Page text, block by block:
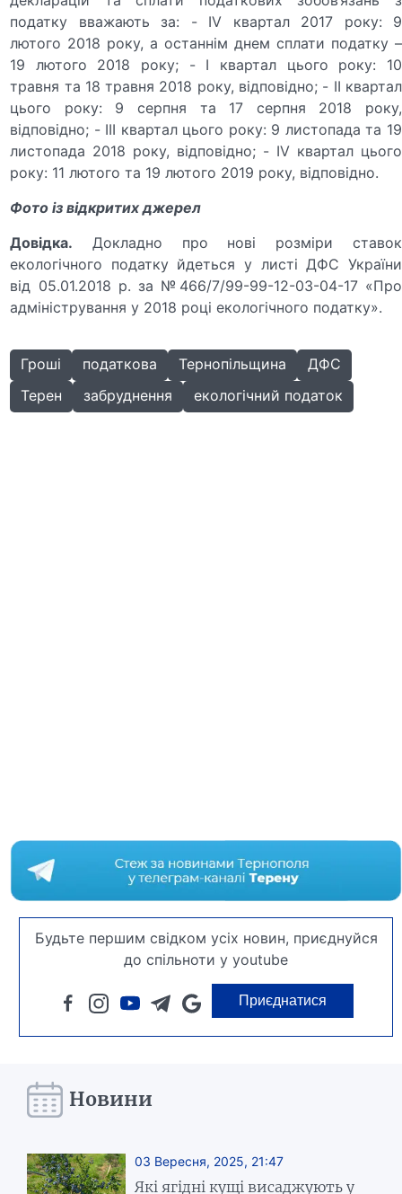
податку вважають за: - IV квартал 2017 року: 9
лютого 2018 року, а останнім днем сплати податку –
19 лютого 2018 року; - I квартал цього року: 10
травня та 18 травня 2018 року, відповідно; - II квартал
цього року: 9 серпня та 17 серпня 2018 року,
відповідно; - III квартал цього року: 9 листопада та 19
листопада 2018 року, відповідно; - IV квартал цього
року: 11 лютого та 19 лютого 2019 року, відповідно.
Фото із відкритих джерел
Довідка. Докладно про нові розміри ставок
екологічного податку йдеться у листі ДФС України
від 05.01.2018 р. за №466/7/99-99-12-03-04-17 «Про
адміністрування у 2018 році екологічного податку».
Гроші податкова Тернопільщина
ДФС
Терен
забруднення екологічний податок
Будьте першим свідком усіх новин, приєднуйся
до спільноти у youtube
Приєднатися
Новини
03 Вересня, 2025, 21:47
Які ягідні кущі висаджують у